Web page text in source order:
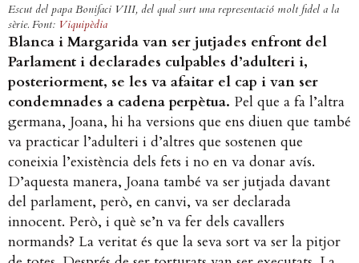
Escut del papa Bonifaci VIII, del qual surt una representació molt fidel a la
sèrie. Font: Viquipèdia
Blanca i Margarida van ser jutjades enfront del
Parlament i declarades culpables d’adulteri i,
posteriorment, se les va afaitar el cap i van ser
condemnades a cadena perpètua. Pel que a fa l’altra
germana, Joana, hi ha versions que ens diuen que també
va practicar l’adulteri i d’altres que sostenen que
coneixia l’existència dels fets i no en va donar avís.
D’aquesta manera, Joana també va ser jutjada davant
del parlament, però, en canvi, va ser declarada
innocent. Però, i què se’n va fer dels cavallers
normands? La veritat és que la seva sort va ser la pitjor